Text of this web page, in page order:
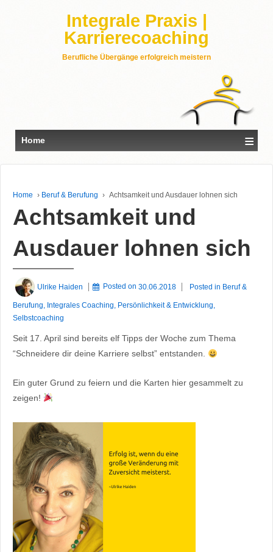
Integrale Praxis |
Karrierecoaching
Berufliche Übergänge erfolgreich meistern
Home ≡
Home › Beruf & Berufung › Achtsamkeit und Ausdauer lohnen sich
Achtsamkeit und
Ausdauer lohnen sich
Ulrike Haiden Posted on30.06.2018 Posted in Beruf &
Berufung, Integrales Coaching, Persönlichkeit & Entwicklung,
Selbstcoaching
Seit 17. April sind bereits elf Tipps der Woche zum Thema
“Schneidere dir deine Karriere selbst” entstanden.
Ein guter Grund zu feiern und die Karten hier gesammelt zu
zeigen!